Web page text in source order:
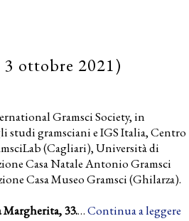
3 ottobre 2021)
Gramsci Society, in
studi gramsciani e IGS Italia, Centro
(Cagliari), Università di
Casa Natale Antonio Gramsci
Casa Museo Gramsci (Ghilarza).
33.…Continua a leggere